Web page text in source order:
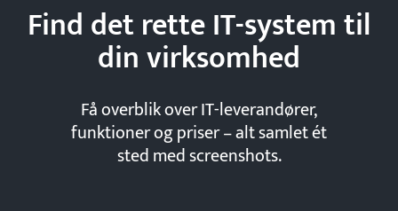
Find det rette IT-system til
dinvirksomhed
Få overblik over IT-leverandører,
funktioner og priser – alt samlet ét
sted med screenshots.